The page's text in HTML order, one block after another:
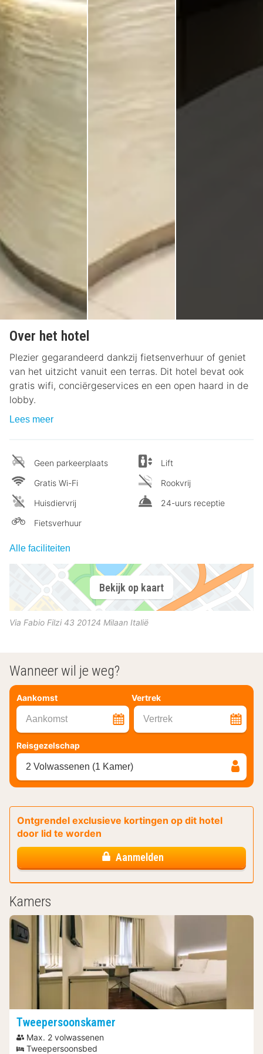
Over het hotel
Plezier gegarandeerd dankzij fietsenverhuur of geniet
van het uitzicht vanuit een terras. Dit hotel bevat ook
gratis wifi, conciërgeservices en een open haard in de
lobby.
Lees meer
Geen parkeerplaats
Gratis Wi-Fi
Huisdiervrij
Fietsverhuur
Lift
Rookvrij
24-uurs receptie
Alle faciliteiten
Bekijk op kaart
Via Fabio Filzi 43 20124 Milaan Italië
Wanneer wil je weg?
Aankomst Vertrek
Aankomst Vertrek
Reisgezelschap
2 Volwassenen (1 Kamer)
Ontgrendel exclusieve kortingen op dit hotel
door lid te worden
Aanmelden
Kamers
Tweepersoonskamer
Max. 2 volwassenen
Tweepersoonsbed